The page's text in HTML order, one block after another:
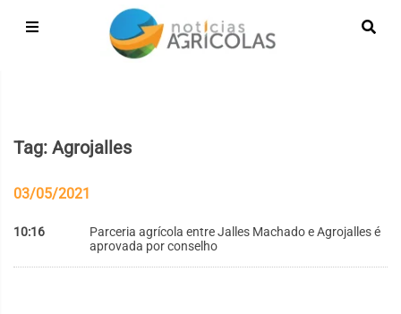
Tag: Agrojalles
03/05/2021
10:16
Parceria agrícola entre Jalles Machado e Agrojalles é
aprovada por conselho